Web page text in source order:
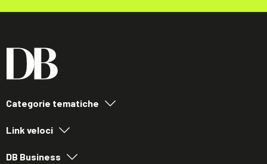
Categorie tematiche
Link veloci
DB Business